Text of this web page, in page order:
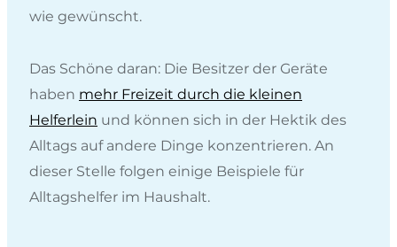
wie gewünscht.
Das Schöne daran: Die Besitzer der Geräte
haben mehr Freizeit durch die kleinen
Helferlein und können sich in der Hektik des
Alltags auf andere Dinge konzentrieren. An
dieser Stelle folgen einige Beispiele für
Alltagshelfer im Haushalt.